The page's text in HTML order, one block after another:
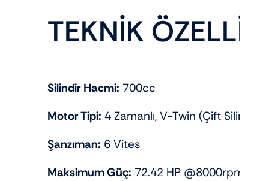
TEKNİK
Silindir Hacmi: 700cc
Motor Tipi: 4 Zamanlı, V-Twin (Çift Silindir)
Şanzıman: 6 Vites
Maksimum Güç: 72.42 HP @8000rpm